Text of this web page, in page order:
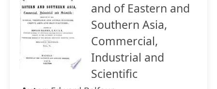
and of Eastern and
Southern Asia,
Commercial,
Industrial and
Scientific